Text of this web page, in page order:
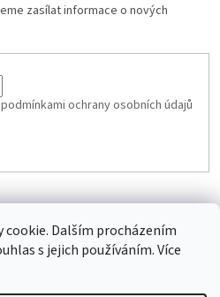
Dalším procházením
s jejich používáním. Více
zasílat informace o nových
podmínkami ochrany osobních údajů